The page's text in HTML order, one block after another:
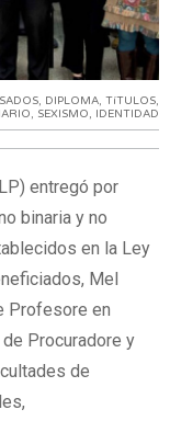
, DIPLOMA, TíTULOS,
, SEXISMO, IDENTIDAD
entregó por
binaria y no
en la Ley
Mel
Profesore en
Procuradore y
de